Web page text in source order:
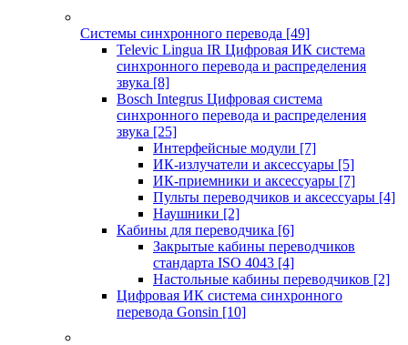
Системы синхронного перевода [49]
Televic Lingua IR Цифровая ИК система
синхронного перевода и распределения
звука [8]
Bosch Integrus Цифровая система
синхронного перевода и распределения
звука [25]
Интерфейсные модули [7]
ИК-излучатели и аксессуары [5]
ИК-приемники и аксессуары [7]
Пульты переводчиков и аксессуары [4]
Наушники [2]
Кабины для переводчика [6]
Закрытые кабины переводчиков
стандарта ISO 4043 [4]
Настольные кабины переводчиков [2]
Цифровая ИК система синхронного
перевода Gonsin [10]